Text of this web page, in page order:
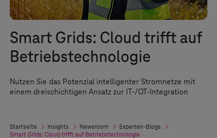
Smart Grids: Cloud trifft auf
Betriebstechnologie
Nutzen Sie das Potenzial intelligenter Stromnetze mit
einem dreischichtigen Ansatz zur IT-/OT-Integration
Startseite Insights Newsroom
Experten-Blogs
Smart Grids: Cloud trifft auf Betriebstechnologie